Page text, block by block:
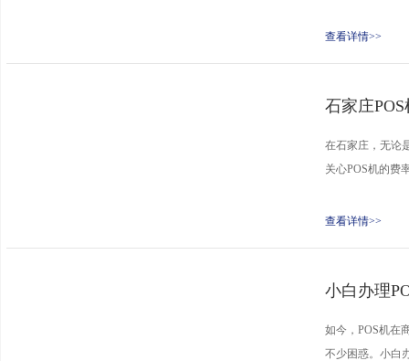
查看详情>>
石家庄
在石家庄，无论
关心POS机的费
查看详情>>
小白办理
如今，POS机在
不少困惑。小白